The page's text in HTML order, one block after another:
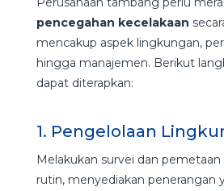
pencegahan kecelakaan
mencakup aspek lingkungan,
hingga manajemen. Berikut
dapat diterapkan:
1. Pengelolaan
Melakukan survei dan pemetaan
rutin, menyediakan penerangan